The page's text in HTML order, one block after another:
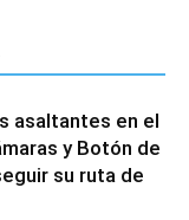
asaltantes en el
y Botón de
su ruta de